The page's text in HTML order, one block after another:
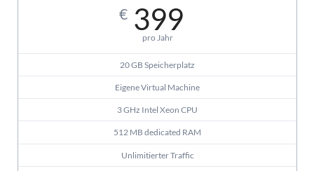
€399
pro Jahr
20 GB Speicherplatz
Eigene Virtual Machine
3 GHz Intel Xeon CPU
512 MB dedicated RAM
Unlimitierter Traffic